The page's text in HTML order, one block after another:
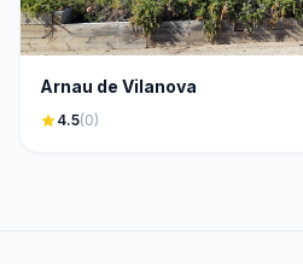
Arnau de Vilanova
star4.5(0)